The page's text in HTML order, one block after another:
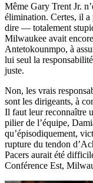
Même Gary Trent Jr.
élimination. Certes, il
dire — totalement
Milwaukee avait
Antetokounmpo, à
lui seul la
juste.
Non, les vrais
sont les dirigeants, à
Il faut leur reconnaître
pilier de l’équipe,
qu’épisodiquement,
rupture du tendon
Pacers aurait été
Conférence Est,